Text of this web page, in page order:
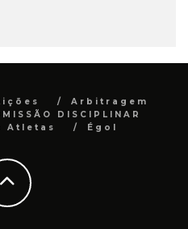
Arbitragem
DISCIPLINAR
Atletas
Égol